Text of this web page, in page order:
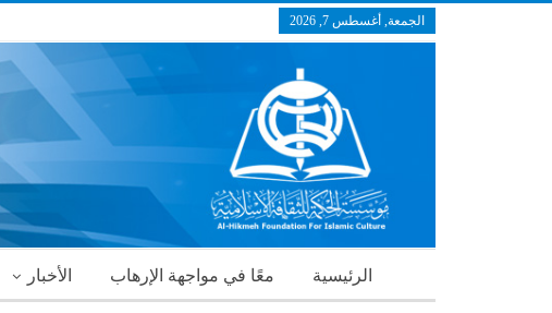
الجمعة, أغسطس 7, 2026
الرئيسية معًا في مواجهة الإرهاب الأخبار